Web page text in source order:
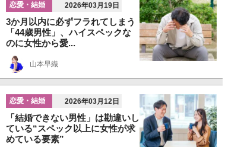
恋愛・結婚 2026年03月19日
3か月以内に必ずフラれてしまう
「44歳男性」、ハイスペックな
のに女性から愛...
山本早織
恋愛・結婚 2026年03月12日
「結婚できない男性」は勘違いし
ている“スペック以上に女性が求
めている要素”